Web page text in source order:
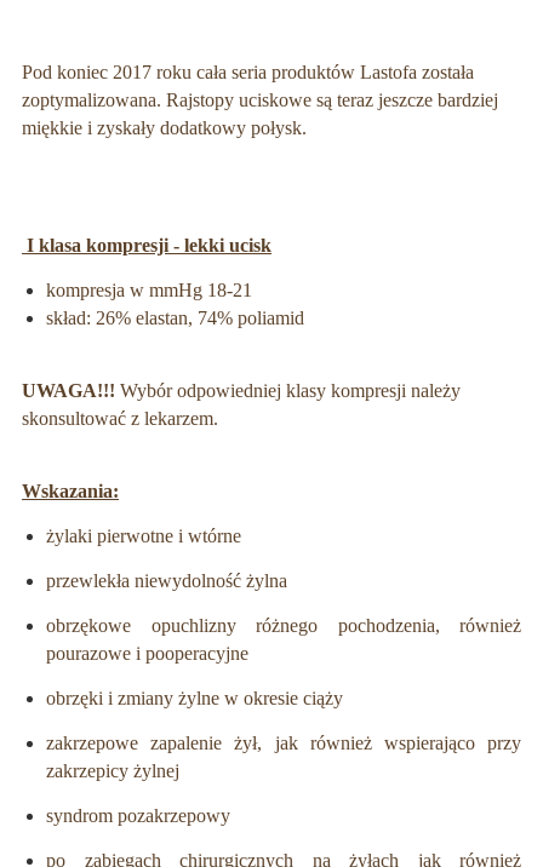
Pod koniec 2017 roku cała seria produktów Lastofa została
zoptymalizowana. Rajstopy uciskowe są teraz jeszcze bardziej
miękkie i zyskały dodatkowy połysk.
I klasa kompresji - lekki ucisk
kompresja w mmHg 18-21
skład: 26% elastan, 74% poliamid
UWAGA!!! Wybór odpowiedniej klasy kompresji należy
skonsultować z lekarzem.
Wskazania:
żylaki pierwotne i wtórne
przewlekła niewydolność żylna
obrzękowe opuchlizny różnego pochodzenia, również
pourazowe i pooperacyjne
obrzęki i zmiany żylne w okresie ciąży
zakrzepowe zapalenie żył, jak również wspierająco przy
zakrzepicy żylnej
syndrom pozakrzepowy
po zabiegach chirurgicznych na żyłach jak również